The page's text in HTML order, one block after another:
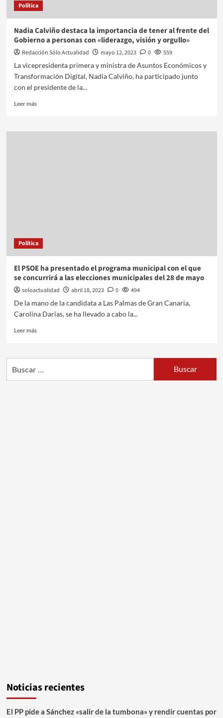
Política
Nadia Calviño destaca la importancia de tener al frente del
Gobierno a personas con «liderazgo, visión y orgullo»
Redacción Sólo Actualidad mayo 12, 2023 0
559
La vicepresidenta primera y ministra de Asuntos Económicos y
Transformación Digital, Nadia Calviño, ha participado junto
con el presidente de la...
Leer más
Política
El PSOE ha presentado el programa municipal con el que
se concurrirá a las elecciones municipales del 28 de mayo
soloactualidad abril 18, 2023 0
494
De la mano de la candidata a Las Palmas de Gran Canaria,
Carolina Darias, se ha llevado a cabo la...
Leer más
Noticias recientes
El PP pide a Sánchez «salir de la tumbona» y rendir cuentas por